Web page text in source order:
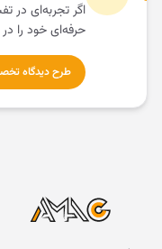
اگر تجربه‌ای در
حرفه‌ای خود را
طرح دیدگاه